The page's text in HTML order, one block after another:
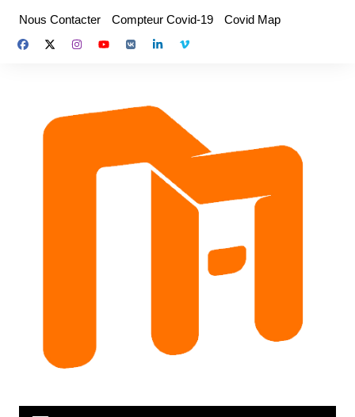
contenu
Nous Contacter Compteur Covid-19 Covid Map